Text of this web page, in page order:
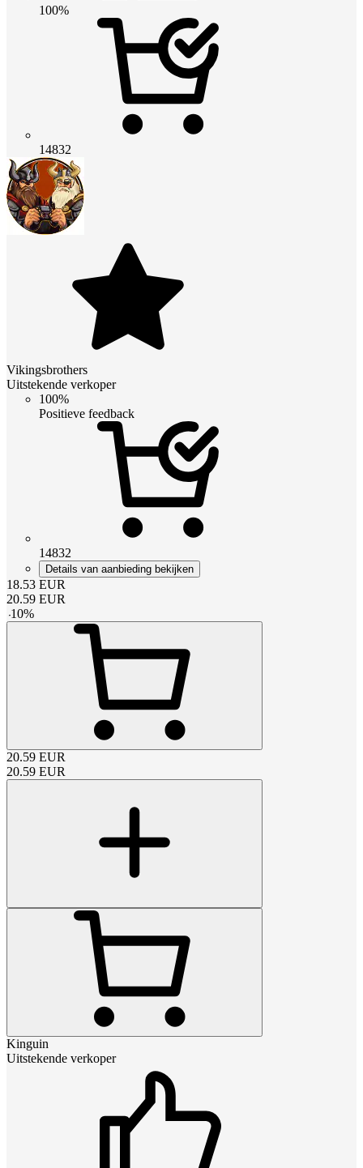
100%
14832
Vikingsbrothers
Uitstekende verkoper
100%
Positieve feedback
14832
Details van aanbieding bekijken
18.53 EUR
20.59 EUR
-10%
20.59 EUR
20.59 EUR
Kinguin
Uitstekende verkoper